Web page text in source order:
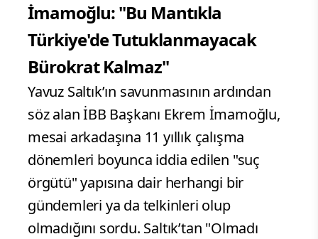
İmamoğlu: "Bu Mantıkla
Türkiye'de Tutuklanmayacak
Bürokrat Kalmaz"
Yavuz Saltık’ın savunmasının ardından
söz alan İBB Başkanı Ekrem İmamoğlu,
mesai arkadaşına 11 yıllık çalışma
dönemleri boyunca iddia edilen "suç
örgütü" yapısına dair herhangi bir
gündemleri ya da telkinleri olup
olmadığını sordu. Saltık’tan "Olmadı